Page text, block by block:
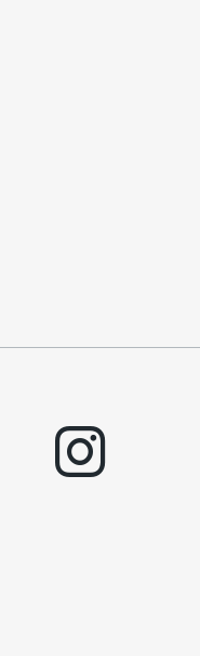
instagram